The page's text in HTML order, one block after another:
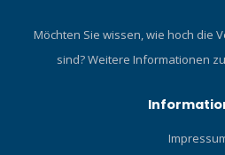
Möchten Sie wissen, wie hoch die
sind?Weitere Informationen